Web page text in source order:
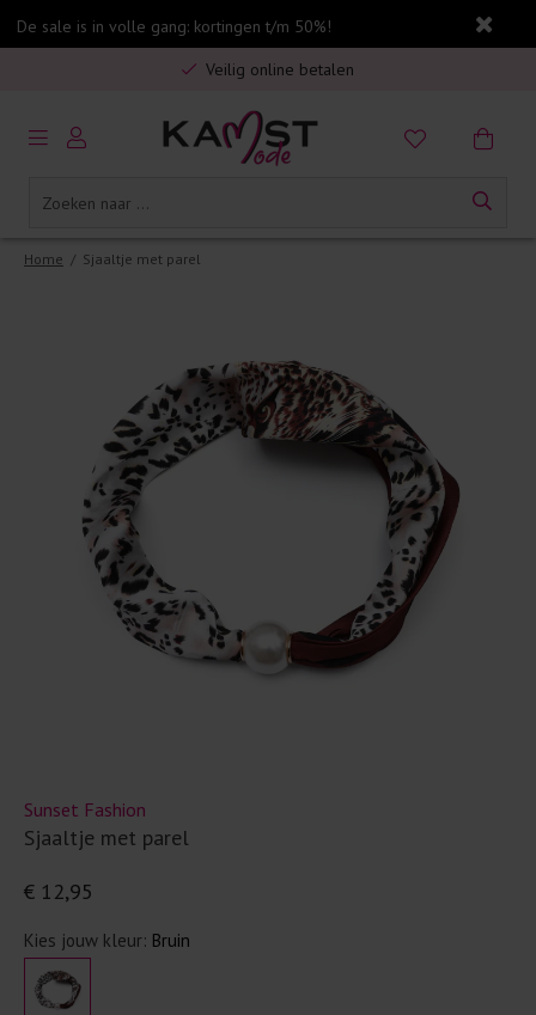
De sale is in volle gang: kortingen t/m 50%!
Gratis verzending in Nederland vanaf €75,-
Veilig online betalen
5% spaarbonus op jouw aankoop
Gratis verzending in Nederland vanaf €75,-
Home / Sjaaltje met parel
Sunset Fashion
Sjaaltje met parel
€ 12,95
Kies jouw kleur: Bruin